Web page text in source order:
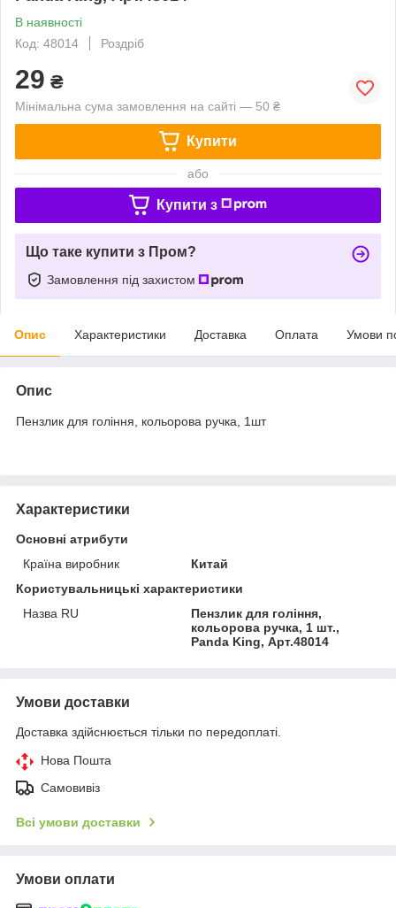
В наявності
Код: 48014
Роздріб
29 ₴
Мінімальна сума замовлення на сайті — 50 ₴
Купити
або
Купити з
Що таке купити з Пром?
Замовлення під захистом
Опис Характеристики Доставка Оплата Умови
Опис
Пензлик для гоління, кольорова ручка, 1шт
Характеристики
Основні атрибути
Країна виробник
Китай
Користувальницькі характеристики
Назва RU
Пензлик для гоління,
кольорова ручка, 1 шт.,
Panda King, Арт.48014
Умови доставки
Доставка здійснюється тільки по передоплаті.
Нова Пошта
Самовивіз
Всі умови доставки
Умови оплати